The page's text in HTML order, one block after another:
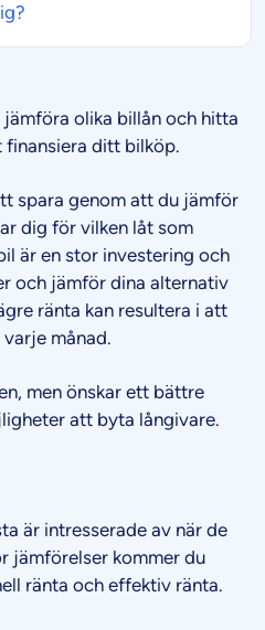
olika billån och hitta
ditt bilköp.
spara genom att du jämför
dig för vilken låt som
är en stor investering och
och jämför dina alternativ
ränta kan resultera i att
månad.
men önskar ett bättre
att byta långivare.
är intresserade av när de
jämförelser kommer du
ränta och effektiv ränta.